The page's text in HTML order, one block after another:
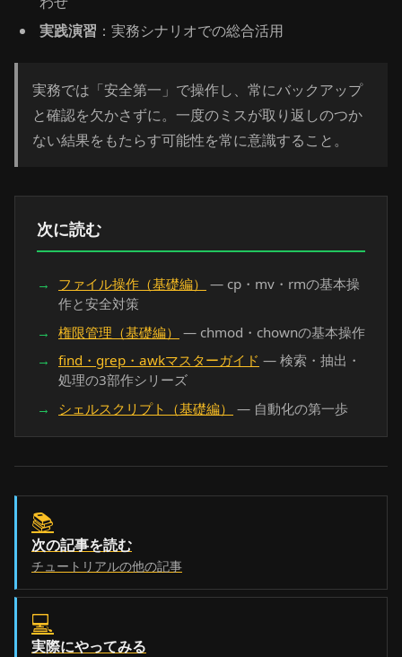
実践演習 ：実務シナリオでの総合活用
実務では「安全第一」で操作し、常にバックアップ
と確認を欠かさずに。一度のミスが取り返しのつか
ない結果をもたらす可能性を常に意識すること。
次に読む
ファイル操作（基礎編）
— cp・mv・rmの基本操
作と安全対策
権限管理（基礎編）
— chmod・chownの基本操作
find・grep・awkマスターガイド — 検索・抽出・
処理の3部作シリーズ
シェルスクリプト（基礎編）
— 自動化の第一歩
📚
次の記事を読む
チュートリアルの他の記事
💻
実際にやってみる